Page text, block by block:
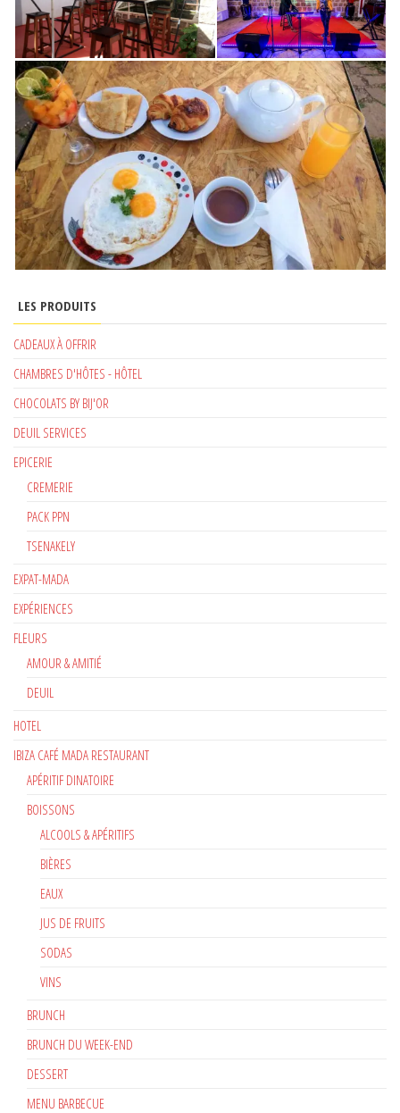
LES PRODUITS
CADEAUX À OFFRIR
CHAMBRES D'HÔTES - HÔTEL
CHOCOLATS BY BIJ'OR
DEUIL SERVICES
EPICERIE
CREMERIE
PACK PPN
TSENAKELY
EXPAT-MADA
EXPÉRIENCES
FLEURS
AMOUR & AMITIÉ
DEUIL
HOTEL
IBIZA CAFÉ MADA RESTAURANT
APÉRITIF DINATOIRE
BOISSONS
ALCOOLS & APÉRITIFS
BIÈRES
EAUX
JUS DE FRUITS
SODAS
VINS
BRUNCH
BRUNCH DU WEEK-END
DESSERT
MENU BARBECUE